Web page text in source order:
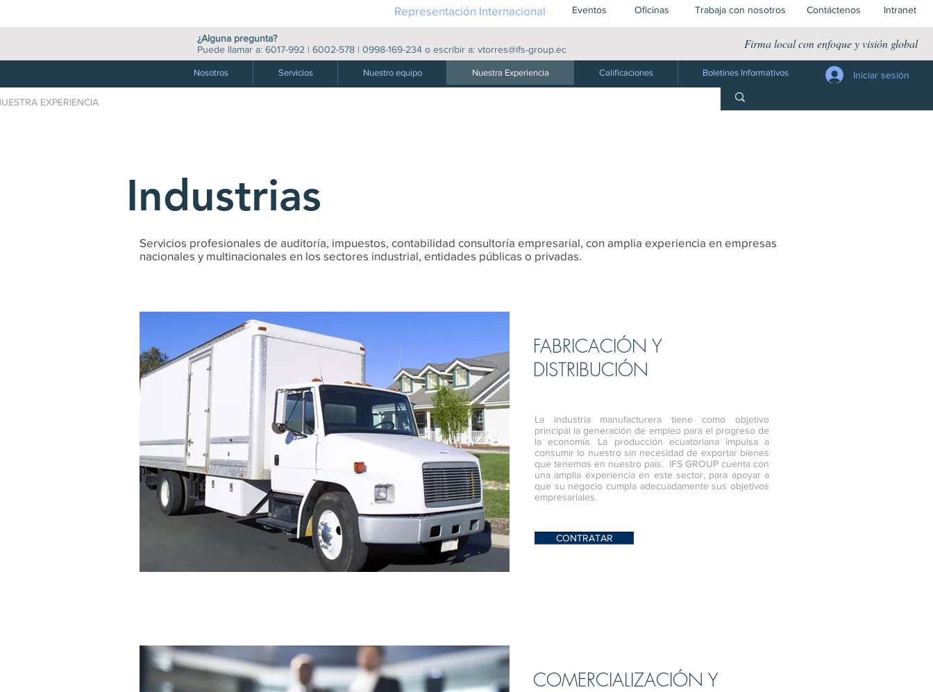
Nosotros Servicios Nuestro equipo Nuestra Experiencia Calificaciones Boletines Informativos
¿Alguna pregunta?
Puede llamar a: 6017-992 | 6002-578 | 0998-169-234 o escribir a: vtorres@ifs-group.ec
Iniciar sesión
Eventos
Representación Internacional Oficinas Trabaja con nosotros Contáctenos Intranet
Firma local con enfoque y visión global
EXPERIENCIA
Industrias
Servicios profesionales de auditoría, impuestos, contabilidad consultoría empresarial, con amplia experiencia en empresas
nacionales y multinacionales en los sectores industrial, entidades públicas o privadas.
FABRICACIÓN Y
DISTRIBUCIÓN
La industria manufacturera tiene como objetivo
principal la generación de empleo para el progreso de
la economía. La producción ecuatoriana impulsa a
consumir lo nuestro sin necesidad de exportar bienes
que tenemos en nuestro país. IFS GROUP cuenta con
una amplia experiencia en este sector, para apoyar a
que su negocio cumpla adecuadamente sus objetivos
empresariales.
CONTRATAR
COMERCIALIZACIÓN Y